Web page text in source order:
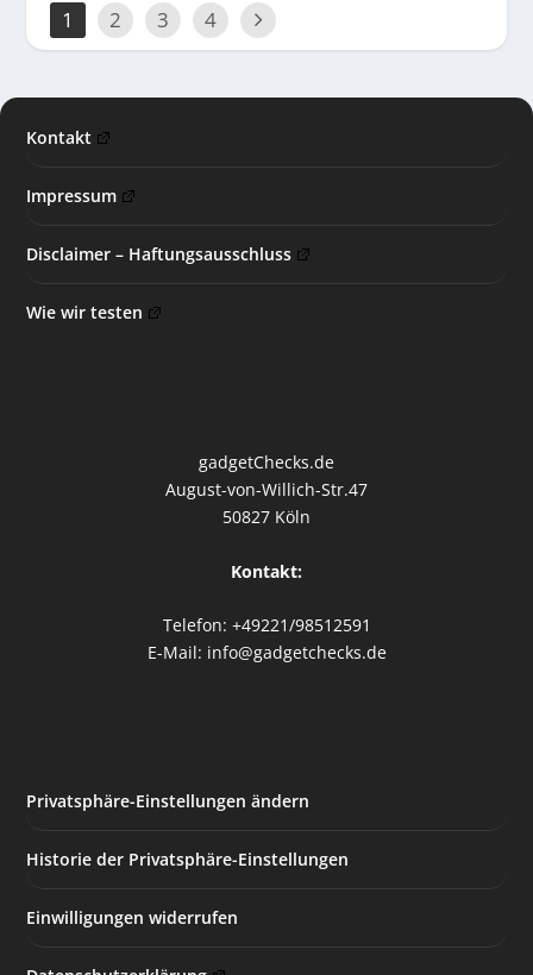
1 2 3 4
Kontakt
Impressum
Disclaimer – Haftungsausschluss
Wie wir testen
gadgetChecks.de
August-von-Willich-Str.47
50827 Köln
Kontakt:
Telefon: +49221/98512591
E-Mail: info@gadgetchecks.de
Privatsphäre-Einstellungen ändern
Historie der Privatsphäre-Einstellungen
Einwilligungen widerrufen